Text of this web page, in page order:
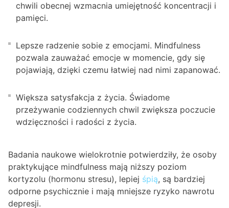
chwili obecnej wzmacnia umiejętność koncentracji i
pamięci.
Lepsze radzenie sobie z emocjami. Mindfulness
pozwala zauważać emocje w momencie, gdy się
pojawiają, dzięki czemu łatwiej nad nimi zapanować.
Większa satysfakcja z życia. Świadome
przeżywanie codziennych chwil zwiększa poczucie
wdzięczności i radości z życia.
Badania naukowe wielokrotnie potwierdziły, że osoby
praktykujące mindfulness mają niższy poziom
kortyzolu (hormonu stresu), lepiej śpią, są bardziej
odporne psychicznie i mają mniejsze ryzyko nawrotu
depresji.